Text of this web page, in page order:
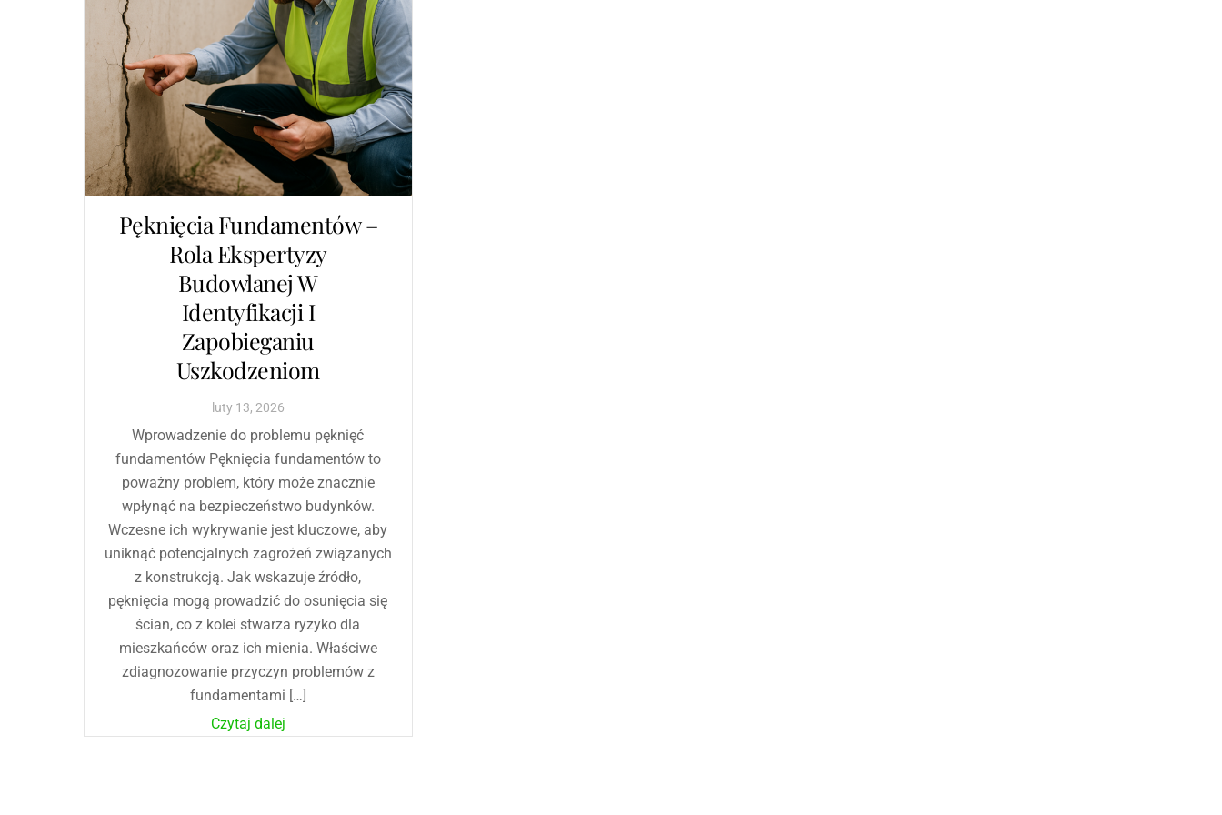
Pęknięcia Fundamentów –
Rola Ekspertyzy
Budowlanej W
Identyfikacji I
Zapobieganiu
Uszkodzeniom
luty 13, 2026
Wprowadzenie do problemu pęknięć
fundamentów Pęknięcia fundamentów to
poważny problem, który może znacznie
wpłynąć na bezpieczeństwo budynków.
Wczesne ich wykrywanie jest kluczowe, aby
uniknąć potencjalnych zagrożeń związanych
z konstrukcją. Jak wskazuje źródło,
pęknięcia mogą prowadzić do osunięcia się
ścian, co z kolei stwarza ryzyko dla
mieszkańców oraz ich mienia. Właściwe
zdiagnozowanie przyczyn problemów z
fundamentami […]
Czytaj dalej